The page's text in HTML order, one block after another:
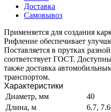
Доставка
Самовывоз
Применяется для создания
Рифление обеспечивает
Поставляется в прутках
соответствует ГОСТ.
также доставка
транспортом.
Характеристики
Диаметр, мм
40
Длина, м
6.7,